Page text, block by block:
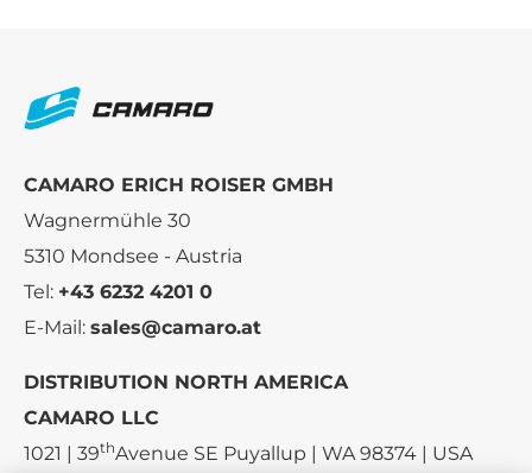
CAMARO ERICH ROISER GMBH
Wagnermühle 30
5310 Mondsee - Austria
Tel: +43 6232 4201 0
E-Mail: sales@camaro.at
DISTRIBUTION NORTH AMERICA
CAMARO LLC
1021 | 39thAvenue SE Puyallup | WA 98374 | USA